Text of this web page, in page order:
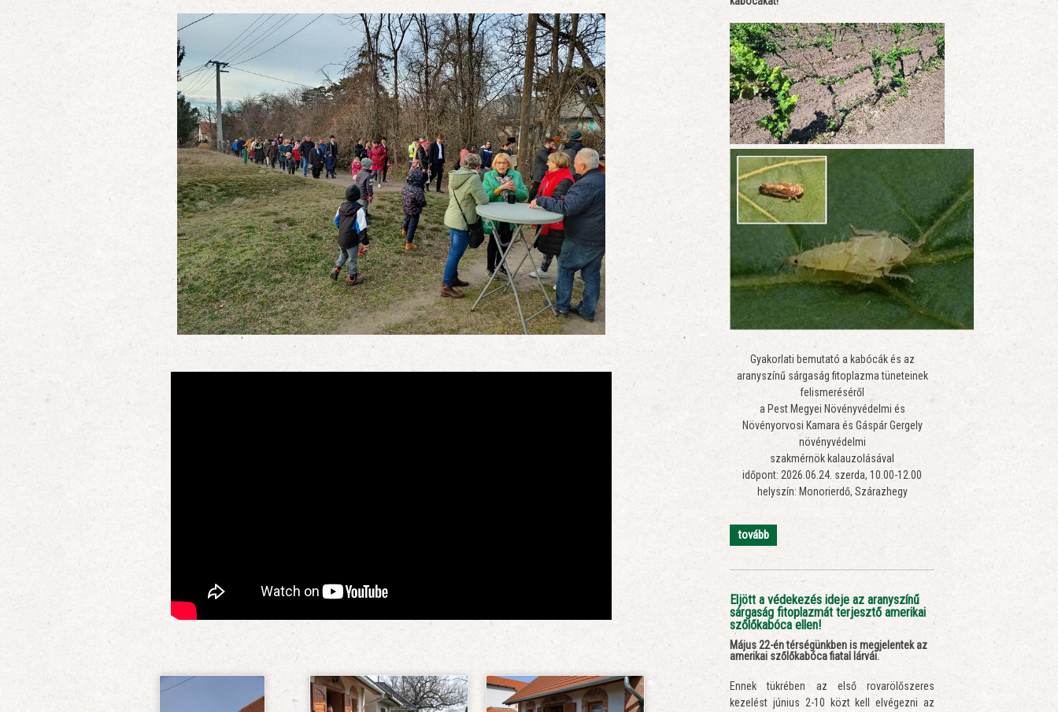
Gyakorlati bemutató a kabócák és az
aranyszínű sárgaság fitoplazma tüneteinek
felismeréséről
a Pest Megyei Növényvédelmi és
Növényorvosi Kamara és Gáspár Gergely
növényvédelmi
szakmérnök kalauzolásával
időpont: 2026.06.24. szerda, 10.00-12.00
helyszín: Monorierdő, Szárazhegy
tovább
Eljött a védekezés ideje az aranyszínű
sárgaság fitoplazmát terjesztő amerikai
szőlőkabóca ellen!
Május 22-én térségünkben is megjelentek az
amerikai szőlőkabóca fiatal lárvái.
Ennek tükrében az első rovarölőszeres
kezelést június 2-10 közt kell elvégezni az